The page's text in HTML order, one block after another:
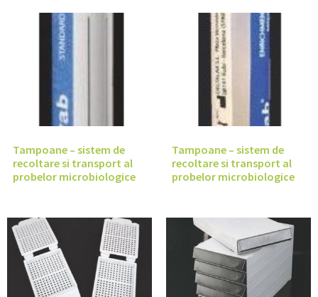
Tampoane – sistem de
recoltare si transport al
probelor microbiologice
Tampoane – sistem de
recoltare si transport al
probelor microbiologice